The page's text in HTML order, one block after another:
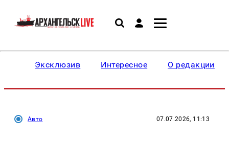
Эксклюзив Интересное О редакции
Авто 07.07.2026, 11:13